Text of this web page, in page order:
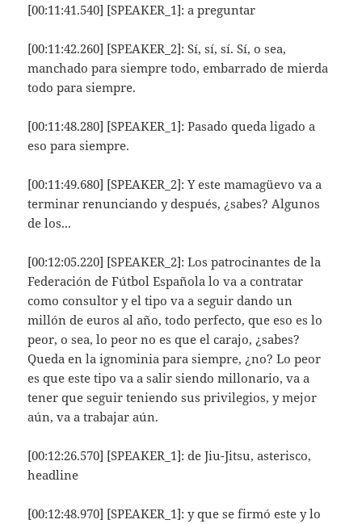
[00:11:41.540] [SPEAKER_1]: a preguntar
[00:11:42.260] [SPEAKER_2]: Sí, sí, sí. Sí, o sea,
manchado para siempre todo, embarrado de mierda
todo para siempre.
[00:11:48.280] [SPEAKER_1]: Pasado queda ligado a
eso para siempre.
[00:11:49.680] [SPEAKER_2]: Y este mamagüevo va a
terminar renunciando y después, ¿sabes? Algunos
de los...
[00:12:05.220] [SPEAKER_2]: Los patrocinantes de la
Federación de Fútbol Española lo va a contratar
como consultor y el tipo va a seguir dando un
millón de euros al año, todo perfecto, que eso es lo
peor, o sea, lo peor no es que el carajo, ¿sabes?
Queda en la ignominia para siempre, ¿no? Lo peor
es que este tipo va a salir siendo millonario, va a
tener que seguir teniendo sus privilegios, y mejor
aún, va a trabajar aún.
[00:12:26.570] [SPEAKER_1]: de Jiu-Jitsu, asterisco,
headline
[00:12:48.970] [SPEAKER_1]: y que se firmó este y lo